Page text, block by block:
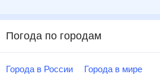
Погода по городам
Города в России Города в мире